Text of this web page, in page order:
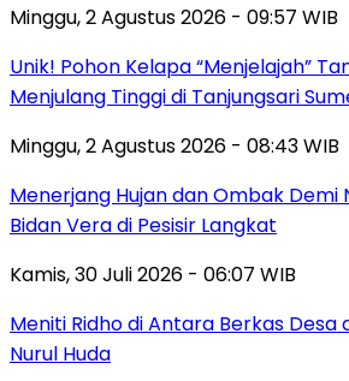
Minggu, 2 Agustus 2026 - 09:57 WIB
Unik! Pohon Kelapa “Menjelajah”
Menjulang Tinggi di Tanjungsari
Minggu, 2 Agustus 2026 - 08:43 WIB
Menerjang Hujan dan Ombak Demi
Bidan Vera di Pesisir Langkat
Kamis, 30 Juli 2026 - 06:07 WIB
Meniti Ridho di Antara Berkas Desa
Nurul Huda